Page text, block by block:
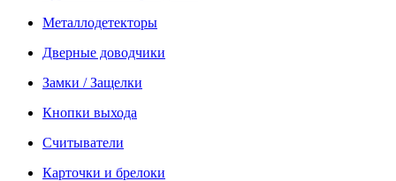
Металлодетекторы
Дверные доводчики
Замки / Защелки
Кнопки выхода
Считыватели
Карточки и брелоки